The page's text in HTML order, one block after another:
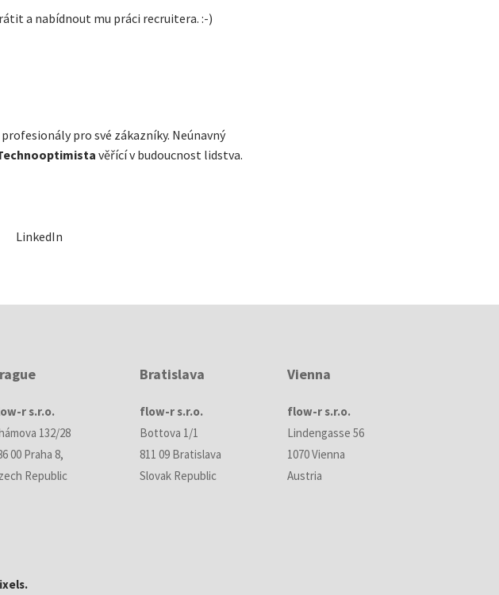
a nabídnout mu práci recruitera. :-)
pro své zákazníky. Neúnavný
věřící v budoucnost lidstva.
LinkedIn
r s.r.o.
132/28
00 Praha 8,
Republic
Bratislava
flow-r s.r.o.
Bottova 1/1
811 09 Bratislava
Slovak Republic
Vienna
flow-r s.r.o.
Lindengasse 56
1070 Vienna
Austria